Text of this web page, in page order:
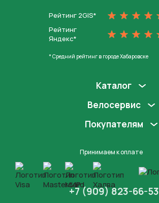
Рейтинг 2GIS*
Рейтинг
Яндекс*
* Средний рейтинг в городе Хабаровске
Каталог
Велосервис
Покупателям
Принимаем к оплате
+7 (909) 823-66-53